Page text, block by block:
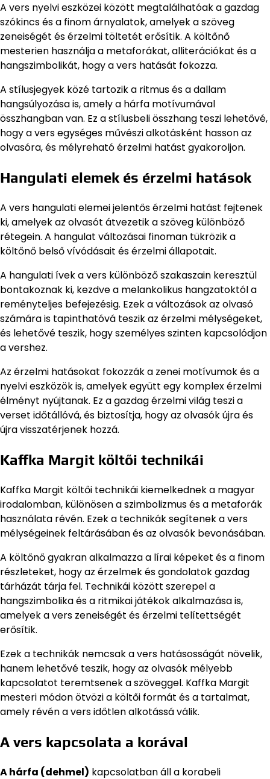
A vers nyelvi eszközei között megtalálhatóak a gazdag
szókincs és a finom árnyalatok, amelyek a szöveg
zeneiségét és érzelmi töltetét erősítik. A költőnő
mesterien használja a metaforákat, alliterációkat és a
hangszimbolikát, hogy a vers hatását fokozza.
A stílusjegyek közé tartozik a ritmus és a dallam
hangsúlyozása is, amely a hárfa motívumával
összhangban van. Ez a stílusbeli összhang teszi lehetővé,
hogy a vers egységes művészi alkotásként hasson az
olvasóra, és mélyreható érzelmi hatást gyakoroljon.
Hangulati elemek és érzelmi hatások
A vers hangulati elemei jelentős érzelmi hatást fejtenek
ki, amelyek az olvasót átvezetik a szöveg különböző
rétegein. A hangulat változásai finoman tükrözik a
költőnő belső vívódásait és érzelmi állapotait.
A hangulati ívek a vers különböző szakaszain keresztül
bontakoznak ki, kezdve a melankolikus hangzatoktól a
reményteljes befejezésig. Ezek a változások az olvasó
számára is tapinthatóvá teszik az érzelmi mélységeket,
és lehetővé teszik, hogy személyes szinten kapcsolódjon
a vershez.
Az érzelmi hatásokat fokozzák a zenei motívumok és a
nyelvi eszközök is, amelyek együtt egy komplex érzelmi
élményt nyújtanak. Ez a gazdag érzelmi világ teszi a
verset időtállóvá, és biztosítja, hogy az olvasók újra és
újra visszatérjenek hozzá.
Kaffka Margit költői technikái
Kaffka Margit költői technikái kiemelkednek a magyar
irodalomban, különösen a szimbolizmus és a metaforák
használata révén. Ezek a technikák segítenek a vers
mélységeinek feltárásában és az olvasók bevonásában.
A költőnő gyakran alkalmazza a lírai képeket és a finom
részleteket, hogy az érzelmek és gondolatok gazdag
tárházát tárja fel. Technikái között szerepel a
hangszimbolika és a ritmikai játékok alkalmazása is,
amelyek a vers zeneiségét és érzelmi telítettségét
erősítik.
Ezek a technikák nemcsak a vers hatásosságát növelik,
hanem lehetővé teszik, hogy az olvasók mélyebb
kapcsolatot teremtsenek a szöveggel. Kaffka Margit
mesteri módon ötvözi a költői formát és a tartalmat,
amely révén a vers időtlen alkotássá válik.
A vers kapcsolata a korával
A hárfa (dehmel) kapcsolatban áll a korabeli